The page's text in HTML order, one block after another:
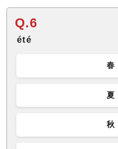
Q.6
été
春
夏
秋